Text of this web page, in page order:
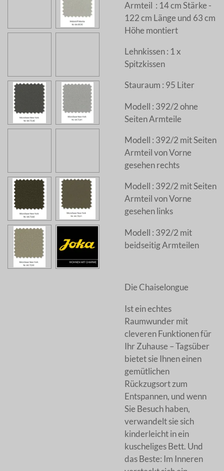
Armteil : 14 cm Stärke -
122 cm Länge und 63 cm
Höhe montiert
Lehnkissen : 1 x
Spitzkissen
Stauraum : 95 Liter
Modell : 392/2 ohne
Seiten Armteile
Modell : 392/2 mit Seiten
Armteil von Vorne
gesehen rechts
Modell : 392/2 mit Seiten
Armteil von Vorne
gesehen links
Modell : 392/2 mit
beidseitig Armteilen
Die Chaiselongue
Ist ein echtes
Raumwunder mit
cleveren Funktionen für
Ihr Zuhause – Tagsüber
bietet sie Ihnen einen
gemütlichen
Rückzugsort zum
Entspannen, und wenn
Sie Besuch haben,
verwandelt sie sich
kinderleicht in ein
kuscheliges Bett. Und
das Beste: Im Inneren